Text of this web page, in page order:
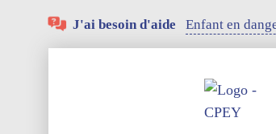
J'ai besoin d'aide Enfant en